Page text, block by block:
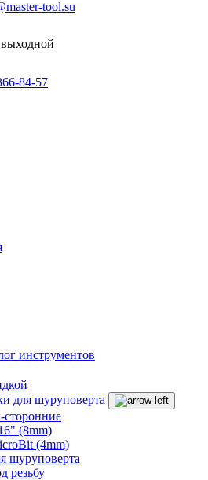
tool.su
84-57
инструментов
для шуруповерта
(8mm)
(4mm)
шуруповерта
резьбу